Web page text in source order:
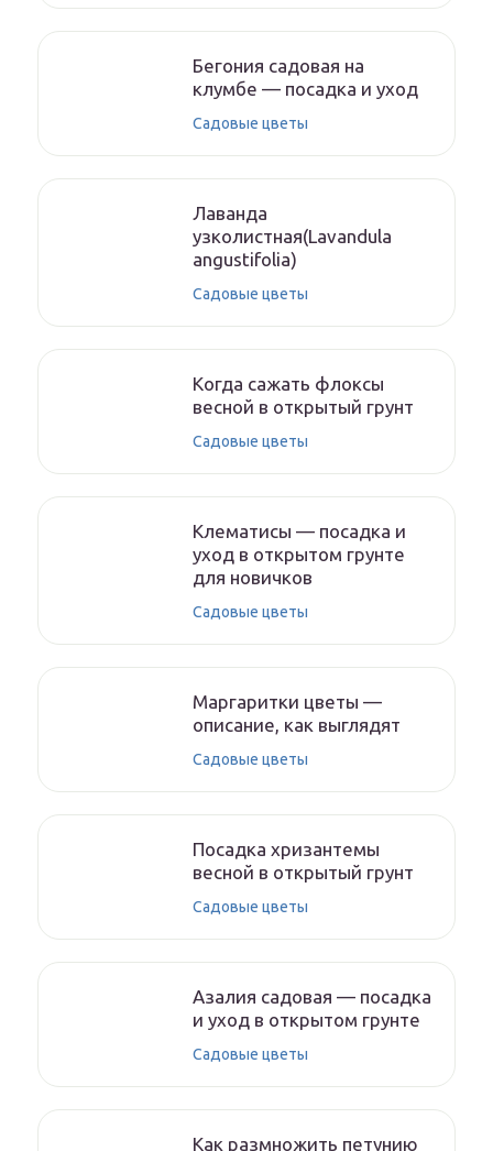
Бегония садовая на
клумбе — посадка и уход
Садовые цветы
Лаванда
узколистная(Lavandula
angustifolia)
Садовые цветы
Когда сажать флоксы
весной в открытый грунт
Садовые цветы
Клематисы — посадка и
уход в открытом грунте
для новичков
Садовые цветы
Маргаритки цветы —
описание, как выглядят
Садовые цветы
Посадка хризантемы
весной в открытый грунт
Садовые цветы
Азалия садовая — посадка
и уход в открытом грунте
Садовые цветы
Как размножить петунию